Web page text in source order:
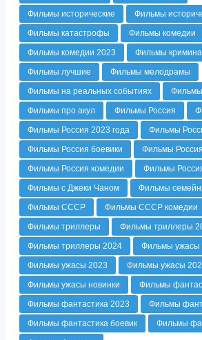
Фильмы исторические
Фильмы
Фильмы катастрофы
Фильмы комедии
Фильмы комедии 2023
Фильмы
Фильмы лучшие
Фильмы мелодрамы
Фильмы на реальных событиях
Фильмы про акул
Фильмы Россия
Фильмы Россия 2023 года
Фильмы
Фильмы Россия боевики
Фильмы
Фильмы Россия комедии
Фильмы
Фильмы с Джеки Чаном
Фильмы
Фильмы СССР
Фильмы СССР комедии
Фильмы триллеры
Фильмы триллеры
Фильмы триллеры 2024
Фильмы ужасы
Фильмы ужасы 2023
Фильмы ужасы
Фильмы ужасы новинки
Фильмы
Фильмы фантастика 2023
Фильмы
Фильмы фантастика боевик
Фильмы